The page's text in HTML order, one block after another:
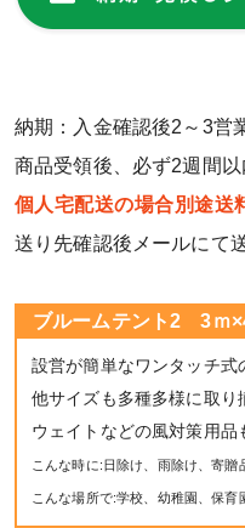
納期：入金確認後2～3営
商品受領後、必ず2週間
個人宅配送の場合別途送
送り先確認後メールにて
ブルームテント2 3ｍ
設営が簡単なワンタッチ式
他サイズも多種多様に取り
ウェイトなどの風対策用品
こんな時に:日除け、雨除け、寄
こんな場所で:学校、幼稚園、保